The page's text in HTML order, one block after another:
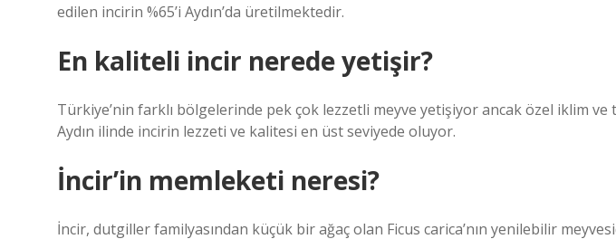
edilen incirin %65’i Aydın’da üretilmektedir.
En kaliteli incir nerede yetişir?
Türkiye’nin farklı bölgelerinde pek çok lezzetli meyve yetişiyor ancak özel iklim
Aydın ilinde incirin lezzeti ve kalitesi en üst seviyede oluyor.
İncir’in memleketi neresi?
İncir, dutgiller familyasından küçük bir ağaç olan Ficus carica’nın yenilebilir